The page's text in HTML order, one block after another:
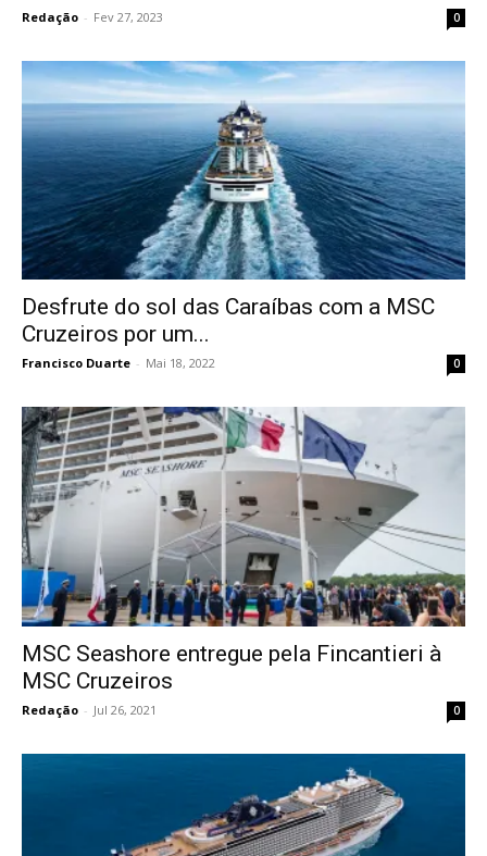
Redação - Fev 27, 2023 0
Desfrute do sol das Caraíbas com a MSC
Cruzeiros por um...
Francisco Duarte - Mai 18, 2022 0
MSC Seashore entregue pela Fincantieri à
MSC Cruzeiros
Redação - Jul 26, 2021 0